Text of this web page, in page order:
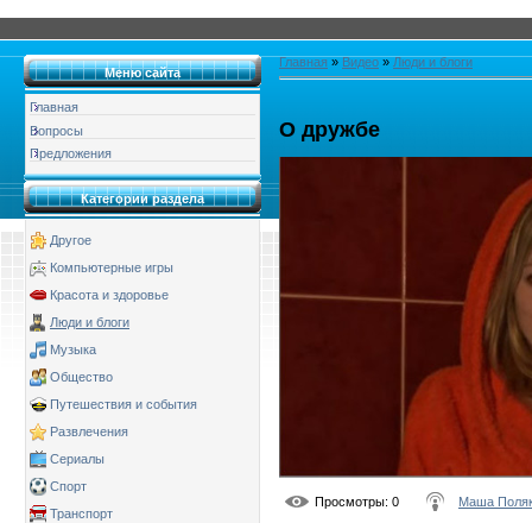
Меню сайта
Главная
Вопросы
Предложения
Категории раздела
Другое
Компьютерные игры
Красота и здоровье
Люди и блоги
Музыка
Общество
Путешествия и события
Развлечения
Сериалы
Спорт
Транспорт
Главная » Видео » Люди и блоги
О дружбе
Просмотры: 0 Маша